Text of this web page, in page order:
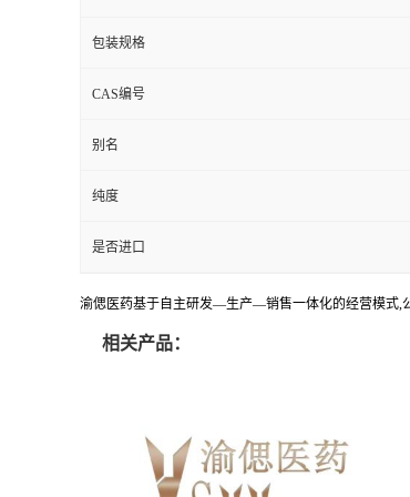
包装规格
CAS编号
别名
纯度
是否进口
渝偲医药基于自主研发—生产—销售一体化的经营模式,
相关产品：